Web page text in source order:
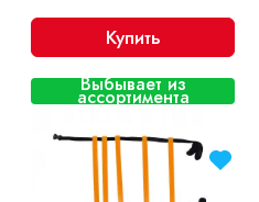
Купить
Выбывает из
ассортимента